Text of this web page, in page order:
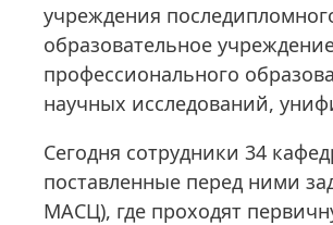
учреждения
образовательное
профессионального
научных исследований,
Сегодня сотрудники 34
поставленные перед ними
МАСЦ), где проходят